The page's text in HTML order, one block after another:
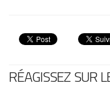
RÉAGISSEZ SUR